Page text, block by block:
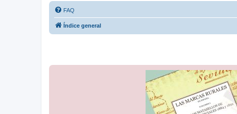
FAQ
Índice general